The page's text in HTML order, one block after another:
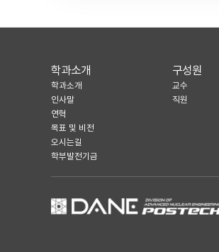
학과소개
학과소개
인사말
연혁
목표 및 비전
오시는길
학부발전기금
구성원
교수
직원